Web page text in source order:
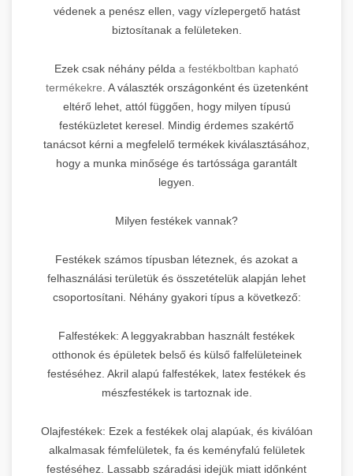
védenek a penész ellen, vagy vízlepergető hatást
biztosítanak a felületeken.
Ezek csak néhány példa a festékboltban kapható
termékekre . A választék országonként és üzetenként
eltérő lehet, attól függően, hogy milyen típusú
festéküzletet keresel. Mindig érdemes szakértő
tanácsot kérni a megfelelő termékek kiválasztásához,
hogy a munka minősége és tartóssága garantált
legyen.
Milyen festékek vannak?
Festékek számos típusban léteznek, és azokat a
felhasználási területük és összetételük alapján lehet
csoportosítani. Néhány gyakori típus a következő:
Falfestékek: A leggyakrabban használt festékek
otthonok és épületek belső és külső falfelületeinek
festéséhez. Akril alapú falfestékek, latex festékek és
mészfestékek is tartoznak ide.
Olajfestékek: Ezek a festékek olaj alapúak, és kiválóan
alkalmasak fémfelületek, fa és keményfalú felületek
festéséhez. Lassabb száradási idejük miatt időnként